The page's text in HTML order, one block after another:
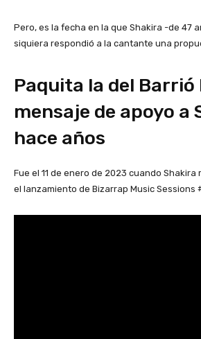
Pero, es la fecha en la que Shakira -de 47
siquiera respondió a la cantante una
Paquita la del Barrió
mensaje de apoyo a
hace años
Fue el 11 de enero de 2023 cuando
el lanzamiento de Bizarrap Music Sessions